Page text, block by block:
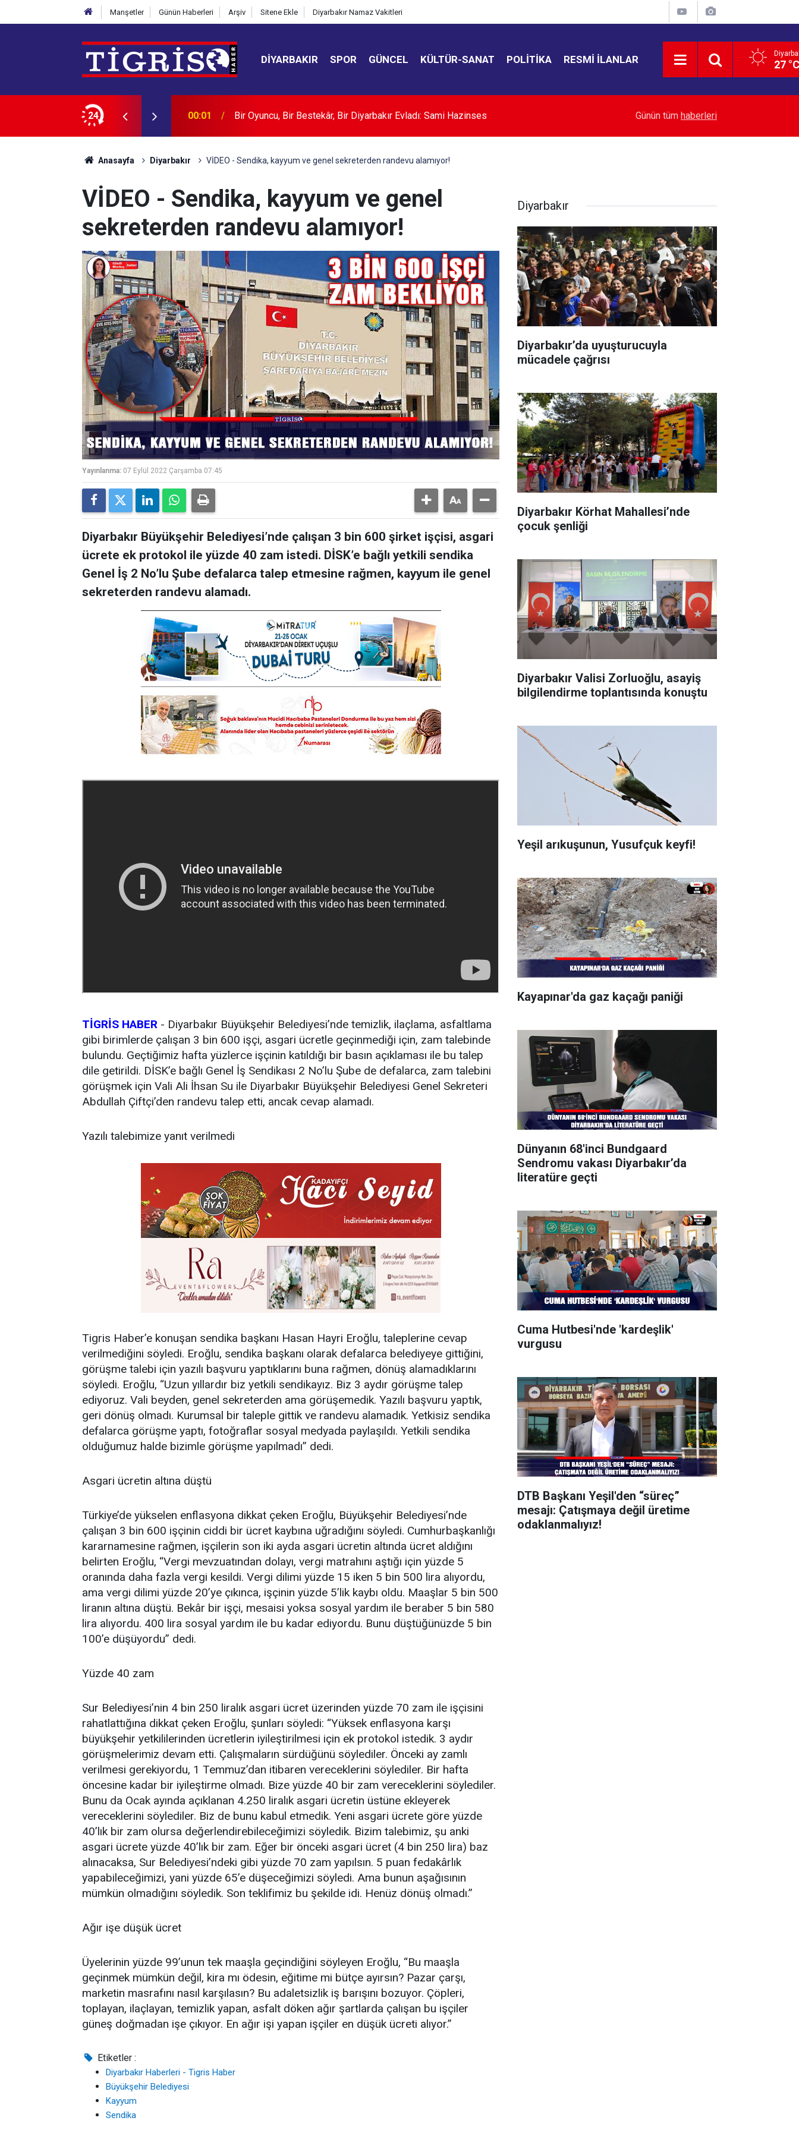
Manşetler Günün Haberleri Arşiv Sitene Ekle Diyarbakır Namaz Vakitleri
DIYARBAKIR SPOR GÜNCEL KÜLTÜR-SANAT POLITIKA RESMI İLANLAR 27
24
Evladı: Sami Hazinses 23:49 "Mekke Ortak Savunma Anlaşması" uluslararası basında Avcılar Belediyesi soruşturması: 12 kişi
Günün tüm haberleri
Anasayfa Diyarbakır VİDEO - Sendika, kayyum ve genel sekreterden randevu alamıyor!
VİDEO - Sendika, kayyum ve genel
sekreterden randevu alamıyor!
Yayınlanma: 07 Eylül 2022 Çarşamba 07:45
Diyarbakır Büyükşehir Belediyesi’nde çalışan 3 bin 600 şirket işçisi, asgari
ücrete ek protokol ile yüzde 40 zam istedi. DİSK’e bağlı yetkili sendika
Genel İş 2 No’lu Şube defalarca talep etmesine rağmen, kayyum ile genel
sekreterden randevu alamadı.
TİGRİS HABER - Diyarbakır Büyükşehir Belediyesi’nde temizlik, ilaçlama, asfaltlama
gibi birimlerde çalışan 3 bin 600 işçi, asgari ücretle geçinmediği için, zam talebinde
bulundu. Geçtiğimiz hafta yüzlerce işçinin katıldığı bir basın açıklaması ile bu talep
dile getirildi. DİSK’e bağlı Genel İş Sendikası 2 No’lu Şube de defalarca, zam talebini
görüşmek için Vali Ali İhsan Su ile Diyarbakır Büyükşehir Belediyesi Genel Sekreteri
Abdullah Çiftçi’den randevu talep etti, ancak cevap alamadı.
Yazılı talebimize yanıt verilmedi
Tigris Haber’e konuşan sendika başkanı Hasan Hayri Eroğlu, taleplerine cevap
verilmediğini söyledi. Eroğlu, sendika başkanı olarak defalarca belediyeye gittiğini,
görüşme talebi için yazılı başvuru yaptıklarını buna rağmen, dönüş alamadıklarını
söyledi. Eroğlu, “Uzun yıllardır biz yetkili sendikayız. Biz 3 aydır görüşme talep
ediyoruz. Vali beyden, genel sekreterden ama görüşemedik. Yazılı başvuru yaptık,
geri dönüş olmadı. Kurumsal bir taleple gittik ve randevu alamadık. Yetkisiz sendika
defalarca görüşme yaptı, fotoğraflar sosyal medyada paylaşıldı. Yetkili sendika
olduğumuz halde bizimle görüşme yapılmadı” dedi.
Asgari ücretin altına düştü
Türkiye’de yükselen enflasyona dikkat çeken Eroğlu, Büyükşehir Belediyesi’nde
çalışan 3 bin 600 işçinin ciddi bir ücret kaybına uğradığını söyledi. Cumhurbaşkanlığı
kararnamesine rağmen, işçilerin son iki ayda asgari ücretin altında ücret aldığını
belirten Eroğlu, “Vergi mevzuatından dolayı, vergi matrahını aştığı için yüzde 5
oranında daha fazla vergi kesildi. Vergi dilimi yüzde 15 iken 5 bin 500 lira alıyordu,
ama vergi dilimi yüzde 20’ye çıkınca, işçinin yüzde 5’lik kaybı oldu. Maaşlar 5 bin 500
liranın altına düştü. Bekâr bir işçi, mesaisi yoksa sosyal yardım ile beraber 5 bin 580
lira alıyordu. 400 lira sosyal yardım ile bu kadar ediyordu. Bunu düştüğünüzde 5 bin
100’e düşüyordu” dedi.
Yüzde 40 zam
Sur Belediyesi’nin 4 bin 250 liralık asgari ücret üzerinden yüzde 70 zam ile işçisini
rahatlattığına dikkat çeken Eroğlu, şunları söyledi: “Yüksek enflasyona karşı
büyükşehir yetkililerinden ücretlerin iyileştirilmesi için ek protokol istedik. 3 aydır
görüşmelerimiz devam etti. Çalışmaların sürdüğünü söylediler. Önceki ay zamlı
verilmesi gerekiyordu, 1 Temmuz’dan itibaren vereceklerini söylediler. Bir hafta
öncesine kadar bir iyileştirme olmadı. Bize yüzde 40 bir zam vereceklerini söylediler.
Bunu da Ocak ayında açıklanan 4.250 liralık asgari ücretin üstüne ekleyerek
vereceklerini söylediler. Biz de bunu kabul etmedik. Yeni asgari ücrete göre yüzde
40’lık bir zam olursa değerlendirebileceğimizi söyledik. Bizim talebimiz, şu anki
asgari ücrete yüzde 40’lık bir zam. Eğer bir önceki asgari ücret (4 bin 250 lira) baz
alınacaksa, Sur Belediyesi’ndeki gibi yüzde 70 zam yapılsın. 5 puan fedakârlık
yapabileceğimizi, yani yüzde 65’e düşeceğimizi söyledi. Ama bunun aşağısının
mümkün olmadığını söyledik. Son teklifimiz bu şekilde idi. Henüz dönüş olmadı.”
Ağır işe düşük ücret
Üyelerinin yüzde 99’unun tek maaşla geçindiğini söyleyen Eroğlu, “Bu maaşla
geçinmek mümkün değil, kira mı ödesin, eğitime mi bütçe ayırsın? Pazar çarşı,
marketin masrafını nasıl karşılasın? Bu adaletsizlik iş barışını bozuyor. Çöpleri,
toplayan, ilaçlayan, temizlik yapan, asfalt döken ağır şartlarda çalışan bu işçiler
güneş doğmadan işe çıkıyor. En ağır işi yapan işçiler en düşük ücreti alıyor.”
Etiketler :
Diyarbakır Haberleri - Tigris Haber
Büyükşehir Belediyesi
Kayyum
Sendika
Diyarbakır
Diyarbakır’da uyuşturucuyla
mücadele çağrısı
Diyarbakır Körhat Mahallesi’nde
çocuk şenliği
Diyarbakır Valisi Zorluoğlu, asayiş
bilgilendirme toplantısında konuştu
Yeşil arıkuşunun, Yusufçuk keyfi!
Kayapınar'da gaz kaçağı paniği
Dünyanın 68'inci Bundgaard
Sendromu vakası Diyarbakır’da
literatüre geçti
Cuma Hutbesi'nde 'kardeşlik'
vurgusu
DTB Başkanı Yeşil'den “süreç”
mesajı: Çatışmaya değil üretime
odaklanmalıyız!